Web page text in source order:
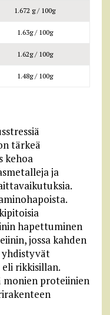
1.672 g / 100g
1.63g / 100g
1.62g / 100g
1.48g / 100g
tärkeä
kehoa
ja
hapettuminen
jossa kahden
rikkisillan.
proteiinien